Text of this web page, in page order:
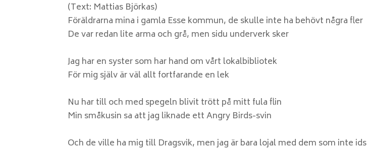
(Text: Mattias Björkas)
Föräldrarna mina i gamla Esse kommun, de skulle inte ha behövt några fler
De var redan lite arma och grå, men sidu underverk sker
Jag har en syster som har hand om vårt lokalbibliotek
För mig själv är väl allt fortfarande en lek
Nu har till och med spegeln blivit trött på mitt fula flin
Min småkusin sa att jag liknade ett Angry Birds-svin
Och de ville ha mig till Dragsvik, men jag är bara lojal med dem som inte ids